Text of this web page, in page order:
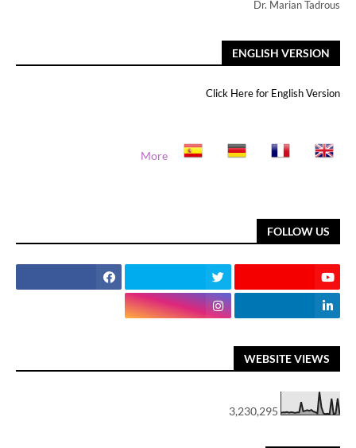
Dr. Marian Tadrous
ENGLISH VERSION
Click Here for English Version
More
FOLLOW US
WEBSITE VIEWS
3,230,295